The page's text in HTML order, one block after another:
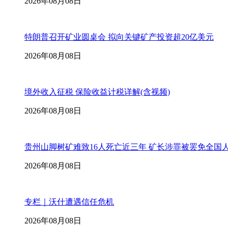
特朗普召开矿业圆桌会 拟向关键矿产投资超20亿美元
2026年08月08日
境外收入征税 保险收益计税详解(含视频)
2026年08月08日
贵州山脚树矿难致16人死亡近三年 矿长涉罪被罢免全国
2026年08月08日
专栏｜沃什遭遇信任危机
2026年08月08日